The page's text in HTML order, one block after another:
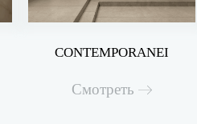
CONTEMPORANEI
Смотреть